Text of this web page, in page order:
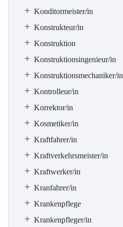
Konditormeister/in
Konstrukteur/in
Konstruktion
Konstruktionsingenieur/in
Konstruktionsmechaniker/in
Kontrolleur/in
Korrektor/in
Kosmetiker/in
Kraftfahrer/in
Kraftverkehrsmeister/in
Kraftwerker/in
Kranfahrer/in
Krankenpflege
Krankenpfleger/in